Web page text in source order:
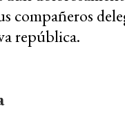
compañeros
república.